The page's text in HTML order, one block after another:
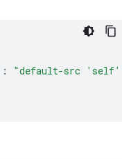
:
"default-src 'self'"